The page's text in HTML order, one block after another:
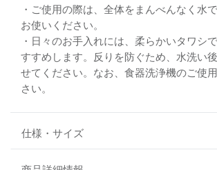
・ご使用の際は、全体をまんべんなく水
お使いください。
・日々のお手入れには、柔らかいタワシ
すすめします。反りを防ぐため、水洗い
せてください。なお、食器洗浄機のご使
さい。
仕様・サイズ